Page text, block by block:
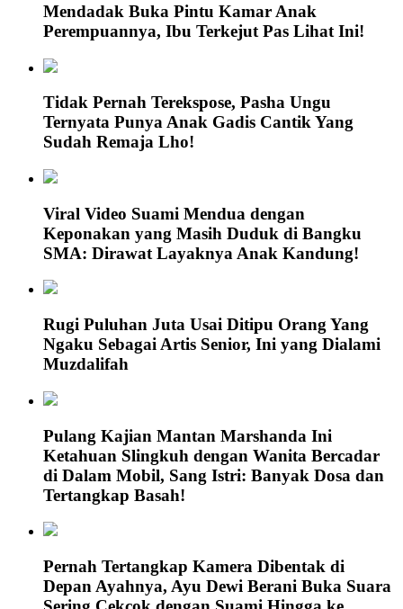
Mendadak Buka Pintu Kamar Anak
Perempuannya, Ibu Terkejut Pas Lihat Ini!
Tidak Pernah Terekspose, Pasha Ungu
Ternyata Punya Anak Gadis Cantik Yang
Sudah Remaja Lho!
Viral Video Suami Mendua dengan
Keponakan yang Masih Duduk di Bangku
SMA: Dirawat Layaknya Anak Kandung!
Rugi Puluhan Juta Usai Ditipu Orang Yang
Ngaku Sebagai Artis Senior, Ini yang Dialami
Muzdalifah
Pulang Kajian Mantan Marshanda Ini
Ketahuan Slingkuh dengan Wanita Bercadar
di Dalam Mobil, Sang Istri: Banyak Dosa dan
Tertangkap Basah!
Pernah Tertangkap Kamera Dibentak di
Depan Ayahnya, Ayu Dewi Berani Buka Suara